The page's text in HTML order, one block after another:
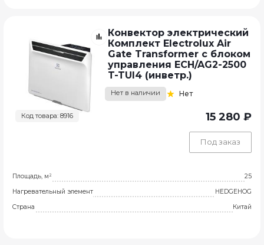
Код товара: 8916
Конвектор электрический
Комплект Electrolux Air
Gate Transformer с блоком
управления ECH/AG2-2500
T-TUI4 (инветр.)
Нет в наличии Нет
15 280 ₽
Под заказ
Площадь, м²
25
Нагревательный элемент
HEDGEHOG
Страна
Китай